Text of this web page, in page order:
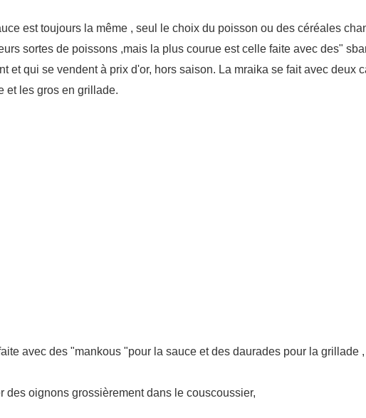
est toujours la même , seul le choix du poisson ou des céréales
sortes de poissons ,mais la plus courue est celle faite avec des"
et qui se vendent à prix d'or, hors saison. La mraika se fait avec deux
et les gros en grillade.
avec des "mankous "pour la sauce et des daurades pour la grillade ,
des oignons grossièrement dans le couscoussier,